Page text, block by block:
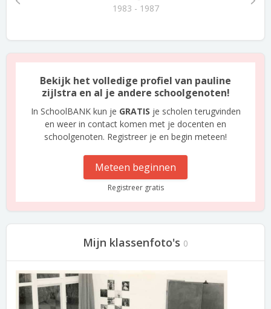
1983 - 1987
Bekijk het volledige profiel van pauline
zijlstra en al je andere schoolgenoten!
In SchoolBANK kun je GRATIS je scholen terugvinden
en weer in contact komen met je docenten en
schoolgenoten. Registreer je en begin meteen!
Meteen beginnen
Registreer gratis
Mijn klassenfoto's 0